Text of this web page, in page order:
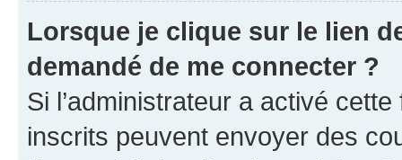
Lorsque je clique sur le lien
demandé de me connecter ?
Si l’administrateur a activé
inscrits peuvent envoyer des